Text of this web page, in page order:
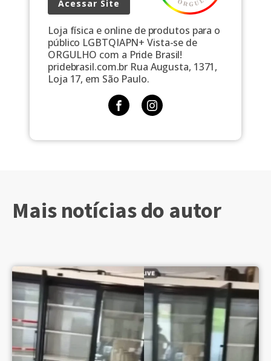
Acessar Site
Loja física e online de produtos para o
público LGBTQIAPN+ Vista-se de
ORGULHO com a Pride Brasil!
pridebrasil.com.br Rua Augusta, 1371,
Loja 17, em São Paulo.
Mais notícias do autor